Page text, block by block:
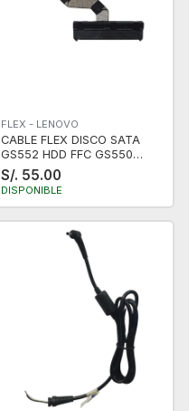
FLEX - LENOVO
CABLE FLEX DISCO SATA
GS552 HDD FFC GS550
GS551 GS55
S/. 55.00
DISPONIBLE